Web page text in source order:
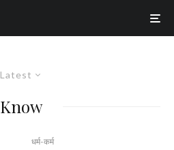
Latest
Know
धर्म-कर्म